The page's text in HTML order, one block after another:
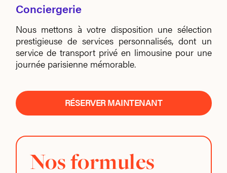
Conciergerie
Nous mettons à votre disposition une sélection
prestigieuse de services personnalisés, dont un
service de transport privé en limousine pour une
journée parisienne mémorable.
RÉSERVER MAINTENANT
Nos formules